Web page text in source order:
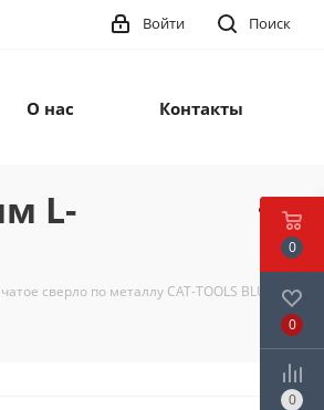
Поиск
Войти
О нас Контакты
L-
сверло по металлу CAT-TOOLS BLUE
0
0
0